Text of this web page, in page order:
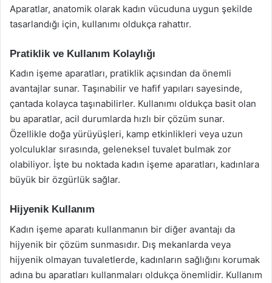
Aparatlar, anatomik olarak kadın vücuduna uygun şekilde
tasarlandığı için, kullanımı oldukça rahattır.
Pratiklik ve Kullanım Kolaylığı
Kadın işeme aparatları, pratiklik açısından da önemli
avantajlar sunar. Taşınabilir ve hafif yapıları sayesinde,
çantada kolayca taşınabilirler. Kullanımı oldukça basit olan
bu aparatlar, acil durumlarda hızlı bir çözüm sunar.
Özellikle doğa yürüyüşleri, kamp etkinlikleri veya uzun
yolculuklar sırasında, geleneksel tuvalet bulmak zor
olabiliyor. İşte bu noktada kadın işeme aparatları, kadınlara
büyük bir özgürlük sağlar.
Hijyenik Kullanım
Kadın işeme aparatı kullanmanın bir diğer avantajı da
hijyenik bir çözüm sunmasıdır. Dış mekanlarda veya
hijyenik olmayan tuvaletlerde, kadınların sağlığını korumak
adına bu aparatları kullanmaları oldukça önemlidir. Kullanım